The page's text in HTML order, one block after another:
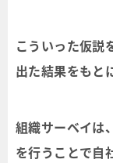
こういった仮説
出た結果をもと
組織サーベイは
を行うことで自